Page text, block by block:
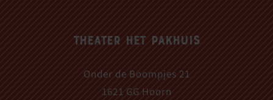
Theater Het Pakhuis
Onder de Boompjes 21
1621 GG Hoorn